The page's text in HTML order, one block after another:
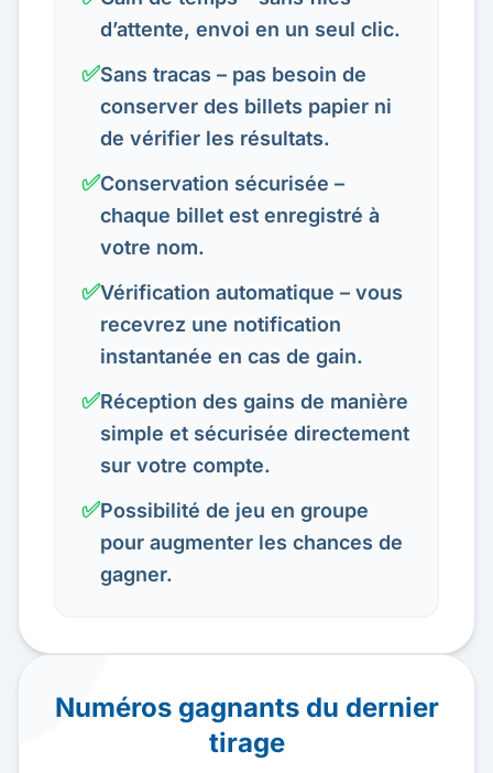
d’attente, envoi en un seul clic.
✅Sans tracas – pas besoin de
conserver des billets papier ni
de vérifier les résultats.
✅Conservation sécurisée –
chaque billet est enregistré à
votre nom.
✅Vérification automatique – vous
recevrez une notification
instantanée en cas de gain.
✅Réception des gains de manière
simple et sécurisée directement
sur votre compte.
✅Possibilité de jeu en groupe
pour augmenter les chances de
gagner.
Numéros gagnants du dernier
tirage